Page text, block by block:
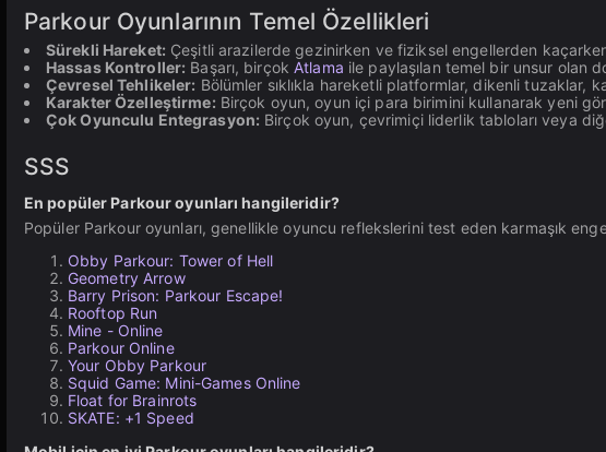
Parkour Oyunlarının Temel Özellikleri
Sürekli Hareket: Çeşitli arazilerde gezinirken ve fiziksel engellerden
Hassas Kontroller: Başarı, birçokAtlama ile paylaşılan temel bir unsur olan
Çevresel Tehlikeler: Bölümler sıklıkla hareketli platformlar, dikenli tuzaklar,
Karakter Özelleştirme: Birçok oyun, oyun içi para birimini kullanarak yeni
Çok Oyunculu Entegrasyon: Birçok oyun, çevrimiçi liderlik tabloları veya
SSS
En popüler Parkour oyunları hangileridir?
Popüler Parkour oyunları, genellikle oyuncu reflekslerini test eden karmaşık
Obby Parkour: Tower of Hell
Geometry Arrow
Barry Prison: Parkour Escape!
Rooftop Run
Mine - Online
Parkour Online
Your Obby Parkour
Squid Game: Mini-Games Online
Float for Brainrots
SKATE: +1 Speed